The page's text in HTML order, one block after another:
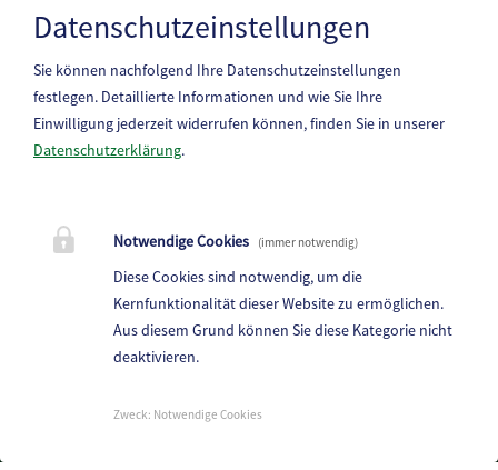
erhebungsinfrastruktur@statistik.gv.atzur Verfügung.
St. Gertraud 1, 9413 St.Gertraud
Telefon: +43 4352 72 180
E-Mail:frantschach@ktn.gde.at
Heute,08:00 bis 12:30 Uhr
Datenschutzeinstellungen
Sie können nachfolgend Ihre Datenschutzeinstellungen
festlegen. Detaillierte Informationen und wie Sie Ihre
Einwilligung jederzeit widerrufen können, finden Sie in unserer
Datenschutzerklärung.
Notwendige Cookies (immer notwendig)
Diese Cookies sind notwendig, um die
Kernfunktionalität dieser Website zu ermöglichen.
Aus diesem Grund können Sie diese Kategorie nicht
deaktivieren.
Zweck: Notwendige Cookies